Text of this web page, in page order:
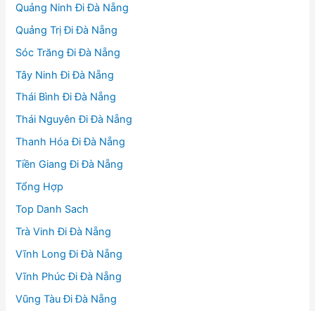
Quảng Ninh Đi Đà Nẵng
Quảng Trị Đi Đà Nẵng
Sóc Trăng Đi Đà Nẵng
Tây Ninh Đi Đà Nẵng
Thái Bình Đi Đà Nẵng
Thái Nguyên Đi Đà Nẵng
Thanh Hóa Đi Đà Nẵng
Tiền Giang Đi Đà Nẵng
Tổng Hợp
Top Danh Sach
Trà Vinh Đi Đà Nẵng
Vĩnh Long Đi Đà Nẵng
Vĩnh Phúc Đi Đà Nẵng
Vũng Tàu Đi Đà Nẵng